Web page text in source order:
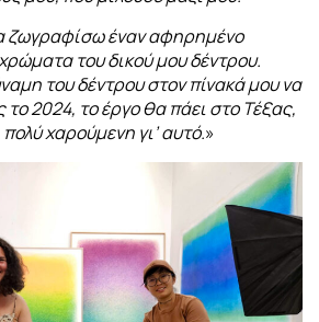
ζωγραφίσω έναν αφηρημένο
του δικού μου δέντρου.
του δέντρου στον πίνακά μου να
το 2024, το έργο θα πάει στο Τέξας,
χαρούμενη γι’ αυτό.»